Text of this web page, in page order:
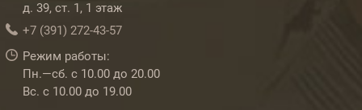
д. 39, ст. 1, 1 этаж
+7 (391) 272-43-57
Режим работы:
Пн.—сб. с 10.00 до 20.00
Вс. с 10.00 до 19.00